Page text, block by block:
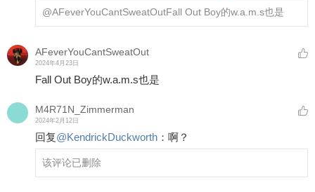
@AFeverYouCantSweatOutFall Out Boy的w.a.m.s也是
AFeverYouCantSweatOut
2024年4月23日
Fall Out Boy的w.a.m.s也是
M4R71N_Zimmerman
2024年2月12日
回复@KendrickDuckworth ： 啊？
该评论已删除